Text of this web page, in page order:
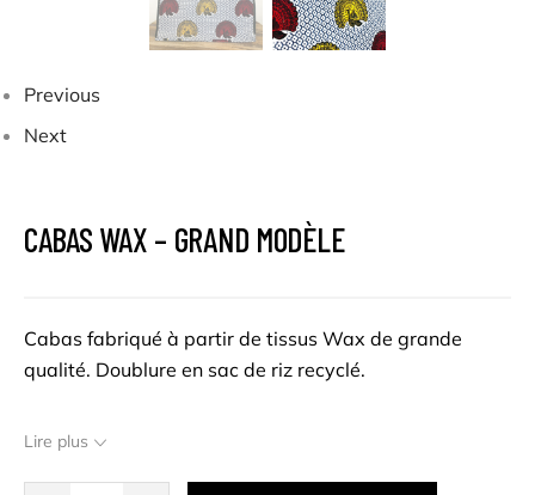
Previous
Next
CABAS WAX – GRAND MODÈLE
Cabas fabriqué à partir de tissus Wax de grande
qualité. Doublure en sac de riz recyclé.
Différents coloris et motifs disponibles.
Lire plus